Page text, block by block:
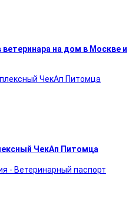
ветеринара на дом в Москве и
ЧекАп Питомца